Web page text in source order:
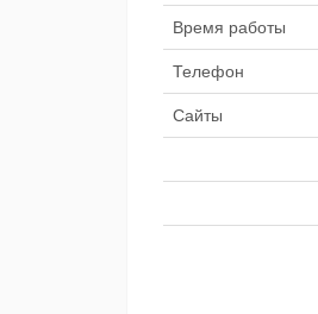
Время работы
Телефон
Сайты